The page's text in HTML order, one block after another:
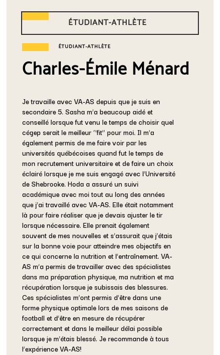
ÉTUDIANT-ATHLÈTE
ÉTUDIANT-ATHLÈTE
Charles-Émile Ménard
Je travaille avec VA-AS depuis que je suis en
secondaire 5. Sasha m’a beaucoup aidé et
conseillé lorsque fut venu le temps de choisir quel
cégep serait le meilleur ‘’fit’’ pour moi. Il m’a
également permis de me faire voir par les
universités québécoises quand fut le temps de
mon recrutement universitaire et de faire un choix
éclairé lorsque je me suis engagé avec l’Université
de Shebrooke. Hoda a assuré un suivi
académique avec moi tout au long des années
que j’ai travaillé avec VA-AS. Elle était notamment
là pour faire réaliser que je devais ajuster le tir
lorsque nécessaire. Elle prenait également
souvent de mes nouvelles et s’assurait que j’étais
sur la bonne voie pour atteindre mes objectifs en
ce qui concerne la nutrition et l’entraînement. VA-
AS m’a permis de travailler avec des spécialistes
dans ma préparation physique, ma nutrition et ma
récupération lorsque je subissais des blessures.
Ces spécialistes m’ont permis d’être dans une
forme physique optimale lors de mes saisons de
football et d’être en mesure de récupérer
correctement et dans le meilleur délai possible
lorsque je m’étais blessé. Je recommande à tous
l’expérience VA-AS!